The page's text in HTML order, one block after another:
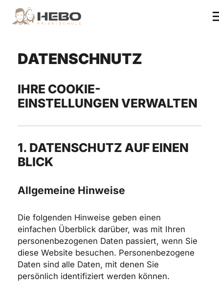
DATENSCHNUTZ
IHRE COOKIE-
EINSTELLUNGEN VERWALTEN
1. DATENSCHUTZ AUF EINEN
BLICK
Allgemeine Hinweise
Die folgenden Hinweise geben einen
einfachen Überblick darüber, was mit Ihren
personenbezogenen Daten passiert, wenn Sie
diese Website besuchen. Personenbezogene
Daten sind alle Daten, mit denen Sie
persönlich identifiziert werden können.